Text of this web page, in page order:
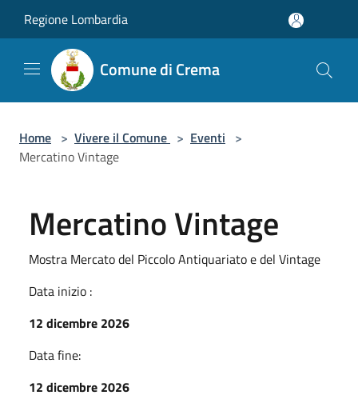
Regione Lombardia
Comune di Crema
Home > Vivere il Comune > Eventi >
Mercatino Vintage
Mercatino Vintage
Mostra Mercato del Piccolo Antiquariato e del Vintage
Data inizio :
12 dicembre 2026
Data fine:
12 dicembre 2026